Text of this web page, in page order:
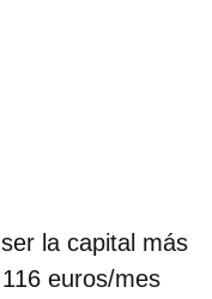
la capital más
euros/mes